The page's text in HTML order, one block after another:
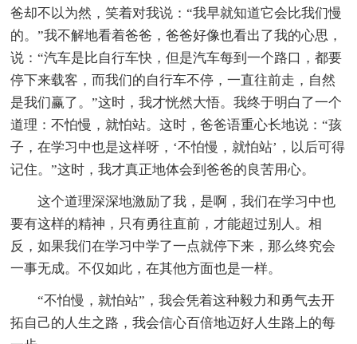
爸却不以为然，笑着对我说：“我早就知道它会比我们慢
的。”我不解地看着爸爸，爸爸好像也看出了我的心思，
说：“汽车是比自行车快，但是汽车每到一个路口，都要
停下来载客，而我们的自行车不停，一直往前走，自然
是我们赢了。”这时，我才恍然大悟。我终于明白了一个
道理：不怕慢，就怕站。这时，爸爸语重心长地说：“孩
子，在学习中也是这样呀，‘不怕慢，就怕站’，以后可得
记住。”这时，我才真正地体会到爸爸的良苦用心。
这个道理深深地激励了我，是啊，我们在学习中也
要有这样的精神，只有勇往直前，才能超过别人。相
反，如果我们在学习中学了一点就停下来，那么终究会
一事无成。不仅如此，在其他方面也是一样。
“不怕慢，就怕站”，我会凭着这种毅力和勇气去开
拓自己的人生之路，我会信心百倍地迈好人生路上的每